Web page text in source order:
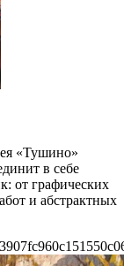
«Тушино»
в себе
от графических
и абстрактных